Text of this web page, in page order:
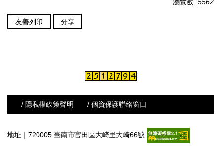
瀏覽數: 5562
友善列印 分享
/ 隱私權政策聲明 / 個資保護聯絡窗口
地址｜720005 臺南市官田區大崎里大崎66號